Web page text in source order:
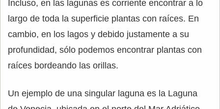
Incluso, en las lagunas es corriente encontrar a lo
largo de toda la superficie plantas con raíces. En
cambio, en los lagos y debido justamente a su
profundidad, sólo podemos encontrar plantas con
raíces bordeando las orillas.
Un ejemplo de una singular laguna es la Laguna